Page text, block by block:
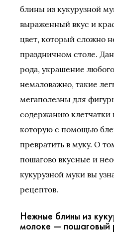
блины из кукурузной
выраженный вкус и
цвет, который сложно
праздничном столе.
рода, украшение
немаловажно, такие
мегаполезны для
содержанию клетчатки
которую с помощью
превратить в муку. О
пошагово вкусные и
кукурузной муки вы
рецептов.
Нежные блины из
молоке — пошаговый